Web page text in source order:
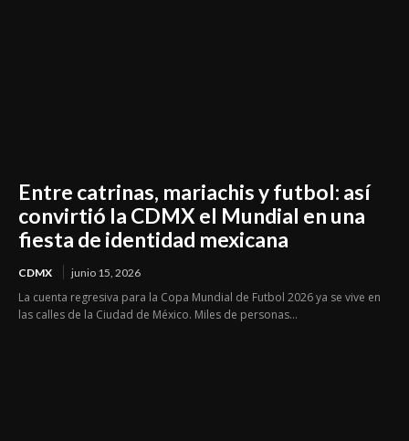
Entre catrinas, mariachis y futbol: así
convirtió la CDMX el Mundial en una
fiesta de identidad mexicana
CDMX junio 15, 2026
La cuenta regresiva para la Copa Mundial de Futbol 2026 ya se vive en
las calles de la Ciudad de México. Miles de personas...